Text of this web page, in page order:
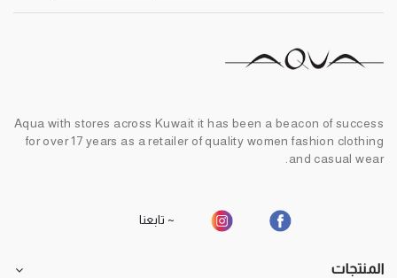
Aqua with stores across Kuwait it has been a beacon of success
for over 17 years as a retailer of quality women fashion clothing
and casual wear.
~ تابعنا
المنتجات